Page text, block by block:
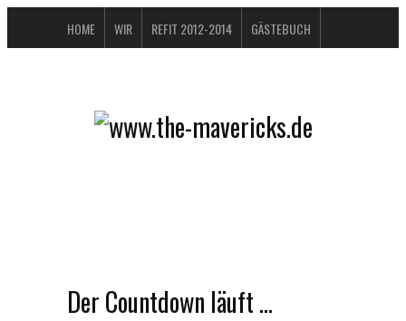
HOME WIR REFIT 2012-2014 GÄSTEBUCH
DATENSCHUTZERKLÄRUNG
Der Countdown läuft …